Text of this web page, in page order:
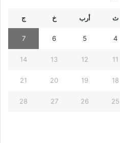
ث أرب خ ج
4
5
6
7
11
12
13
14
18
19
20
21
25
26
27
28